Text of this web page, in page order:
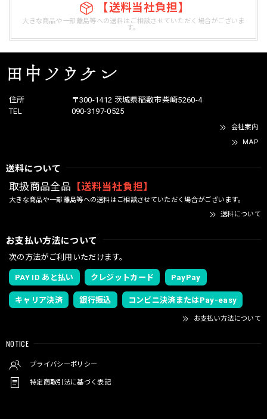
【送料当社負担】
大きな商品や一部離島等への送料はご相談させていただく場合がございま
す。
住所
〒300-1412 茨城県稲敷市柴崎5260-4
TEL
090-3197-0525
会社案内
MAP
送料について
取扱商品全品 【送料当社負担】
大きな商品や一部離島等への送料はご相談させていただく場合がございます。
送料について
お支払い方法について
次の方法がご利用いただけます。
PAY ID あと払い クレジットカード PayPay
キャリア決済 銀行振込 コンビニ決済またはPay-easy
お支払い方法について
NOTICE
プライバシーポリシー
特定商取引法に基づく表記